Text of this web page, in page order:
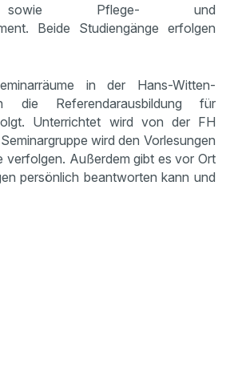
sowie Pflege- und
Beide Studiengänge erfolgen
in der Hans-Witten-
Referendarausbildung für
Unterrichtet wird von der FH
wird den Vorlesungen
verfolgen. Außerdem gibt es vor Ort
persönlich beantworten kann und